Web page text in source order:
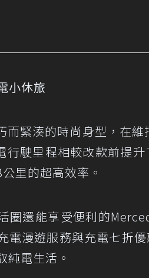
小休旅
而緊湊的時尚身型，在
行駛里程相較改款前提
里的超高效率。
圈還能享受便利的
電漫遊服務與充電七折
純電生活。